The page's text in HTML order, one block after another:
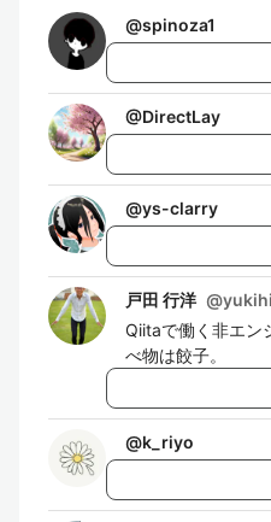
@spinoza1
@DirectLay
@ys-clarry
戸田 行洋 @
Qiitaで働く非エン
べ物は餃子。
@k_riyo